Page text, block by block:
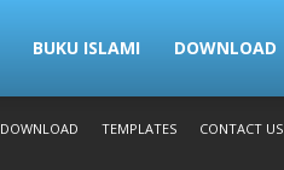
BUKU ISLAMI DOWNLOAD
DOWNLOAD TEMPLATES CONTACT US